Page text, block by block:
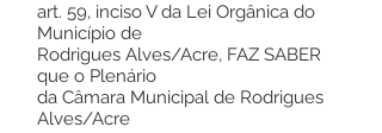
art. 59, inciso V da Lei Orgânica do
Município de
Rodrigues Alves/Acre, FAZ SABER
que o Plenário
da Câmara Municipal de Rodrigues
Alves/Acre